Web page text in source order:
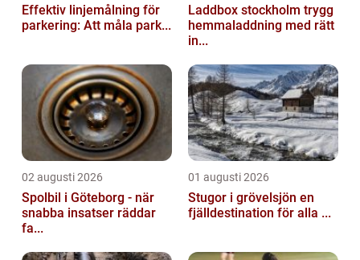
Effektiv linjemålning för
parkering: Att måla park...
Laddbox stockholm trygg
hemmaladdning med rätt
in...
02 augusti 2026
Spolbil i Göteborg - när
snabba insatser räddar
fa...
01 augusti 2026
Stugor i grövelsjön en
fjälldestination för alla ...